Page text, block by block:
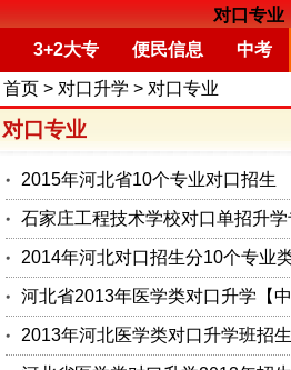
对口专业
3+2大专
便民信息 中考
首页 > 对口升学 > 对口专业
对口专业
2015年河北省10个专业对口招生
石家庄工程技术学校对口单招升学
2014年河北对口招生分10个专业
河北省2013年医学类对口升学【
2013年河北医学类对口升学班招